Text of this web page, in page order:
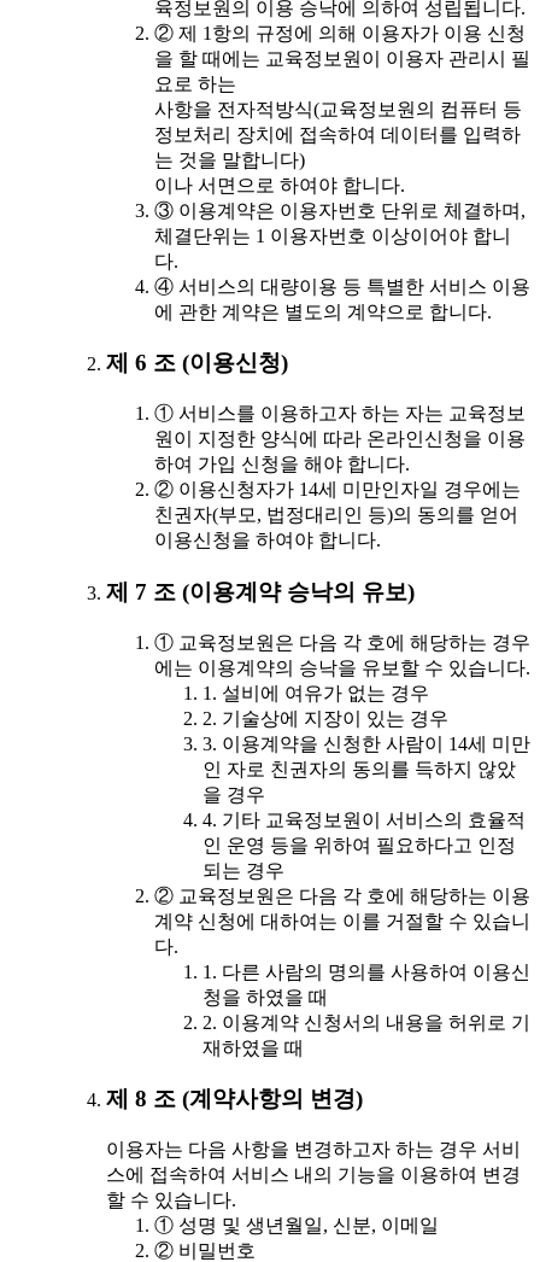
육정보원의 이용 승낙에 의하여 성립됩니다.
② 제 1항의 규정에 의해 이용자가 이용 신청
을 할 때에는 교육정보원이 이용자 관리시 필
요로 하는
사항을 전자적방식(교육정보원의 컴퓨터 등
정보처리 장치에 접속하여 데이터를 입력하
는 것을 말합니다)
이나 서면으로 하여야 합니다.
③ 이용계약은 이용자번호 단위로 체결하며,
체결단위는 1 이용자번호 이상이어야 합니
다.
④ 서비스의 대량이용 등 특별한 서비스 이용
에 관한 계약은 별도의 계약으로 합니다.
제 6 조 (이용신청)
① 서비스를 이용하고자 하는 자는 교육정보
원이 지정한 양식에 따라 온라인신청을 이용
하여 가입 신청을 해야 합니다.
② 이용신청자가 14세 미만인자일 경우에는
친권자(부모, 법정대리인 등)의 동의를 얻어
이용신청을 하여야 합니다.
제 7 조 (이용계약 승낙의 유보)
① 교육정보원은 다음 각 호에 해당하는 경우
에는 이용계약의 승낙을 유보할 수 있습니다.
1. 설비에 여유가 없는 경우
2. 기술상에 지장이 있는 경우
3. 이용계약을 신청한 사람이 14세 미만
인 자로 친권자의 동의를 득하지 않았
을 경우
4. 기타 교육정보원이 서비스의 효율적
인 운영 등을 위하여 필요하다고 인정
되는 경우
② 교육정보원은 다음 각 호에 해당하는 이용
계약 신청에 대하여는 이를 거절할 수 있습니
다.
1. 다른 사람의 명의를 사용하여 이용신
청을 하였을 때
2. 이용계약 신청서의 내용을 허위로 기
재하였을 때
제 8 조 (계약사항의 변경)
이용자는 다음 사항을 변경하고자 하는 경우 서비
스에 접속하여 서비스 내의 기능을 이용하여 변경
할 수 있습니다.
① 성명 및 생년월일, 신분, 이메일
② 비밀번호